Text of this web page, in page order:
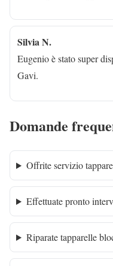
Silvia N.
Eugenio è stato super
Gavi.
Domande
Offrite servizio
Effettuate pronto
Riparate tapparelle